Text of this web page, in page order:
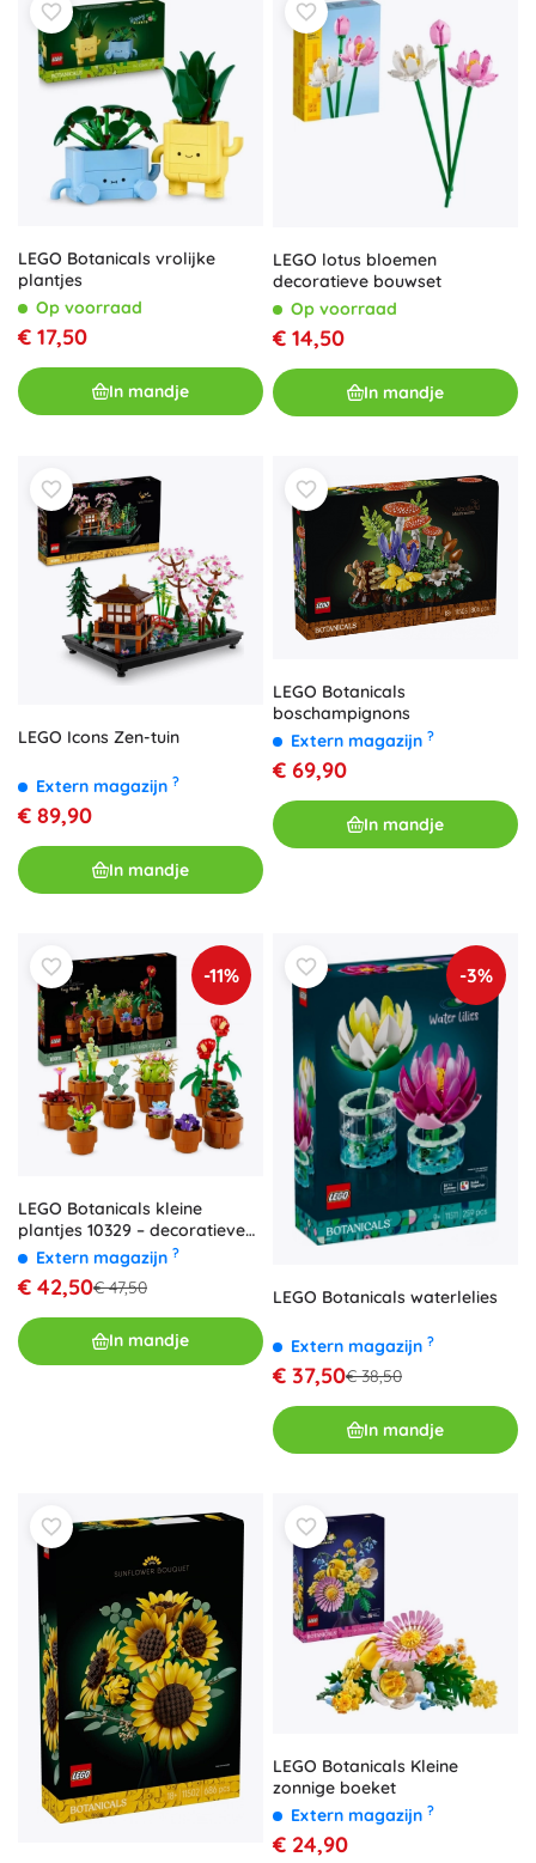
LEGO Botanicals vrolijke
plantjes
Op voorraad
€ 17,50
In mandje
LEGO lotus bloemen
decoratieve bouwset
Op voorraad
€ 14,50
In mandje
LEGO Icons Zen-tuin
Extern magazijn ?
€ 89,90
In mandje
LEGO Botanicals
boschampignons
Extern magazijn ?
€ 69,90
In mandje
-11%
LEGO Botanicals kleine
plantjes 10329 – decoratieve
kamerplanten van steentjes
Extern magazijn ?
€ 42,50€ 47,50
In mandje
-3%
LEGO Botanicals waterlelies
Extern magazijn ?
€ 37,50€ 38,50
In mandje
LEGO Botanicals Kleine
zonnige boeket
Extern magazijn ?
€ 24,90